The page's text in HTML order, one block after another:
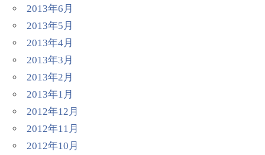
2013年6月
2013年5月
2013年4月
2013年3月
2013年2月
2013年1月
2012年12月
2012年11月
2012年10月